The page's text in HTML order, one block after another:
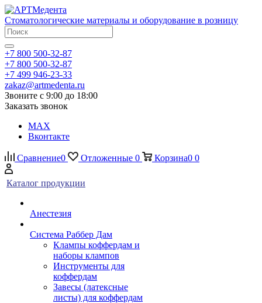
Стоматологические материалы и оборудование в розницу
+7 800 500-32-87
+7 800 500-32-87
+7 499 946-23-33
zakaz@artmedenta.ru
Звоните с 9:00 до 18:00
Заказать звонок
MAX
Вконтакте
Сравнение0 Отложенные 0 Корзина0 0
Каталог продукции
Анестезия
Система Раббер Дам
Клампы коффердам и
наборы клампов
Инструменты для
коффердам
Завесы (латексные
листы) для коффердам